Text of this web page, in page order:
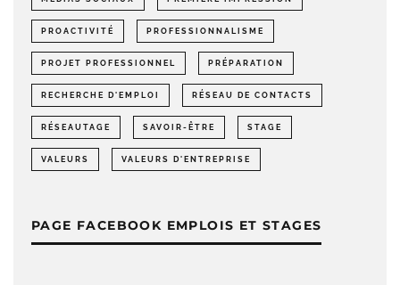
PROACTIVITÉ PROFESSIONNALISME
PROJET PROFESSIONNEL PRÉPARATION
RECHERCHE D'EMPLOI RÉSEAU DE CONTACTS
RÉSEAUTAGE SAVOIR-ÊTRE STAGE
VALEURS VALEURS D'ENTREPRISE
PAGE FACEBOOK EMPLOIS ET STAGES